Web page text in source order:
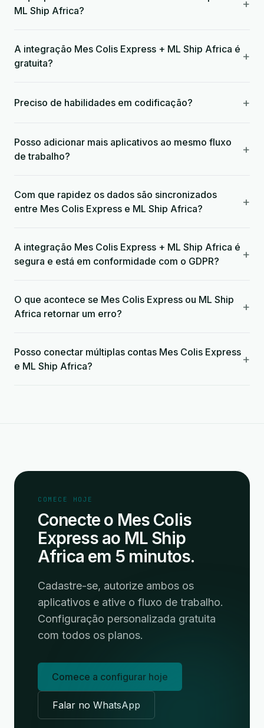
ML Ship Africa?
+
A integração Mes Colis Express + ML Ship Africa é
gratuita?
+
Preciso de habilidades em codificação? +
Posso adicionar mais aplicativos ao mesmo fluxo
de trabalho?
+
Com que rapidez os dados são sincronizados
entre Mes Colis Express e ML Ship Africa?
+
A integração Mes Colis Express + ML Ship Africa é
segura e está em conformidade com o GDPR?
+
O que acontece se Mes Colis Express ou ML Ship
Africa retornar um erro?
+
Posso conectar múltiplas contas Mes Colis Express
e ML Ship Africa?
+
COMECE HOJE
Conecte o Mes Colis
Express ao ML Ship
Africa em 5 minutos.
Cadastre-se, autorize ambos os
aplicativos e ative o fluxo de trabalho.
Configuração personalizada gratuita
com todos os planos.
Comece a configurar hoje
Falar no WhatsApp